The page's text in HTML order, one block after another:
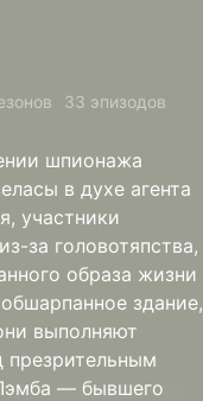
33 эпизодов
шпионажа
в духе агента
участники
за головотяпства,
образа жизни
здание,
выполняют
презрительным
— бывшего